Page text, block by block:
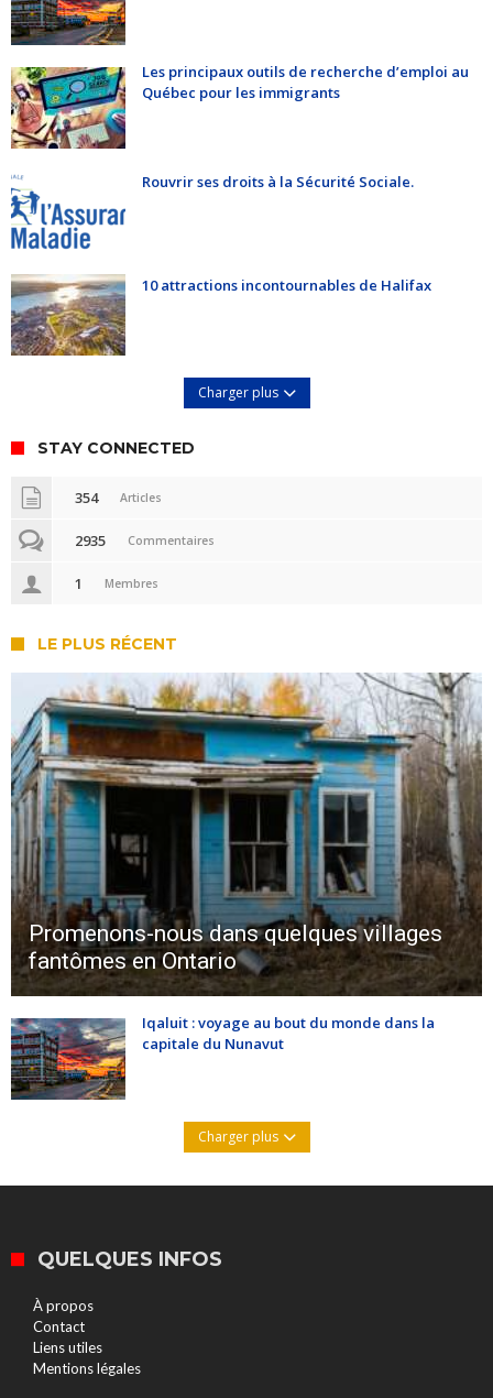
Les principaux outils de recherche d’emploi au
Québec pour les immigrants
Rouvrir ses droits à la Sécurité Sociale.
10 attractions incontournables de Halifax
Charger plus
STAY CONNECTED
354 Articles
2935 Commentaires
1 Membres
LE PLUS RÉCENT
Promenons-nous dans quelques villages
fantômes en Ontario
Iqaluit : voyage au bout du monde dans la
capitale du Nunavut
Charger plus
QUELQUES INFOS
À propos
Contact
Liens utiles
Mentions légales